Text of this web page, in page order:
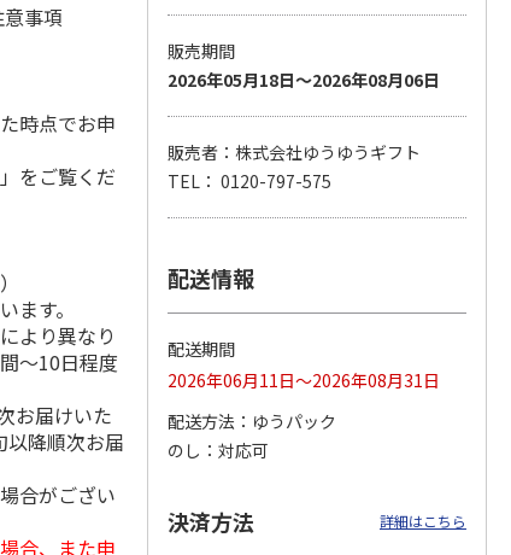
＜沼津深海プリン工
【冷凍】三國シェフ
推奨 2種のブリュレ
＜お中元＞＜ねんり
ん家＞夏限定 ひと
事項
時点でお申
をご覧くだ
す。
より異なり
～10日程度
お届けいた
以降順次お届
合がござい
合、また申
販売期間
2026年05月18日～2026年08月06日
販売者：株式会社ゆうゆうギフト
TEL： 0120-797-575
配送情報
配送期間
2026年06月11日～2026年08月31日
配送方法
ゆうパック
のし
対応可
決済方法 詳細はこちら